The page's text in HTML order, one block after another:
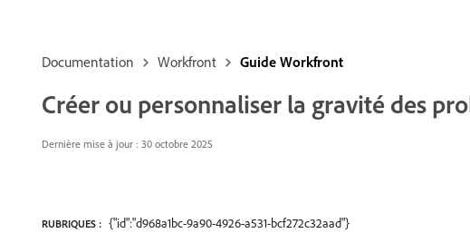
Documentation Workfront Guide Workfront
Créer ou personnaliser la gravité des
Dernière mise à jour : 30 octobre 2025
RUBRIQUES : {"id":"d968a1bc-9a90-4926-a531-bcf272c32aad"}